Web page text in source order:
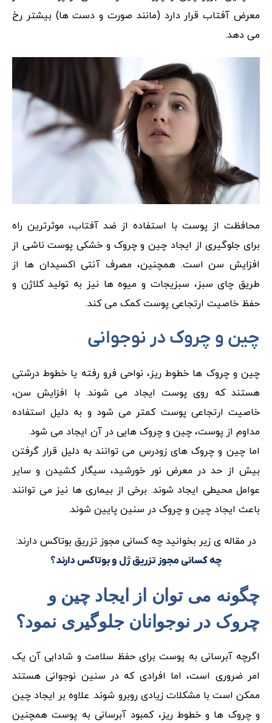
معرض آفتاب قرار دارد (مانند صورت و دست ‌ها) بیشتر رخ
می دهد.
محافظت از پوست با استفاده از ضد آفتاب، موثرترین راه
برای جلوگیری از ایجاد چین و چروک و خشکی پوست ناشی از
افزایش سن است. همچنین، مصرف آنتی اکسیدان ها از
طریق چای سبز، سبزیجات و میوه ها نیز به تولید کلاژن و
حفظ خاصیت ارتجاعی پوست کمک می کند.
چین و چروک در نوجوانی
چین و چروک ها خطوط ریز، نواحی فرو رفته یا خطوط درشتی
هستند که روی پوست ایجاد می شوند. با افزایش سن،
خاصیت ارتجاعی پوست کمتر می شود و به دلیل استفاده
مداوم از پوست، چین و چروک هایی در آن ایجاد می شود.
اما چین و چروک های زودرس می توانند به دلیل قرار گرفتن
بیش از حد در معرض نور خورشید، سیگار کشیدن و سایر
عوامل محیطی ایجاد شوند. برخی از بیماری ها نیز می توانند
باعث ایجاد چین و چروک در سنین پایین شوند.
در مقاله ی زیر بخوانید چه کسانی مجوز تزریق بوتاکس دارند:
چه کسانی مجوز تزریق ژل و بوتاکس دارند؟
چگونه می توان از ایجاد چین و
چروک در نوجوانان جلوگیری نمود؟
اگرچه آبرسانی به پوست برای حفظ سلامت و شادابی آن یک
امر ضروری است، اما افرادی که در سنین نوجوانی هستند
ممکن است با مشکلات زیادی روبرو شوند. علاوه بر ایجاد چین
و چروک‌ ها و خطوط ریز، کمبود آبرسانی به پوست همچنین